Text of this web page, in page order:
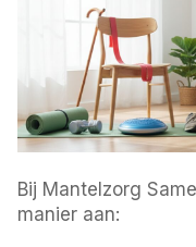
Bij Mantelzorg
manier aan: